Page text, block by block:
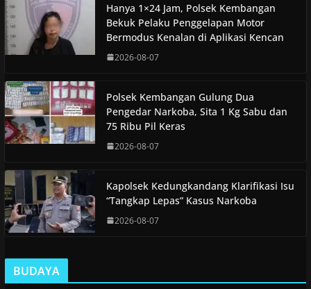
Hanya 1×24 Jam, Polsek Kembangan
Bekuk Pelaku Penggelapan Motor
Bermodus Kenalan di Aplikasi Kencan
2026-08-07
Polsek Kembangan Gulung Dua
Pengedar Narkoba, Sita 1 Kg Sabu dan
75 Ribu Pil Keras
2026-08-07
Kapolsek Kedungkandang Klarifikasi Isu
“Tangkap Lepas” Kasus Narkoba
2026-08-07
BUDAYA